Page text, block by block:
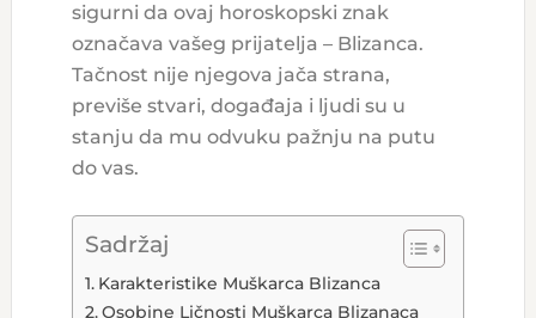
sigurni da ovaj horoskopski znak
označava vašeg prijatelja – Blizanca.
Tačnost nije njegova jača strana,
previše stvari, događaja i ljudi su u
stanju da mu odvuku pažnju na putu
do vas.
Sadržaj
Karakteristike Muškarca Blizanca
Osobine Ličnosti Muškarca Blizanaca